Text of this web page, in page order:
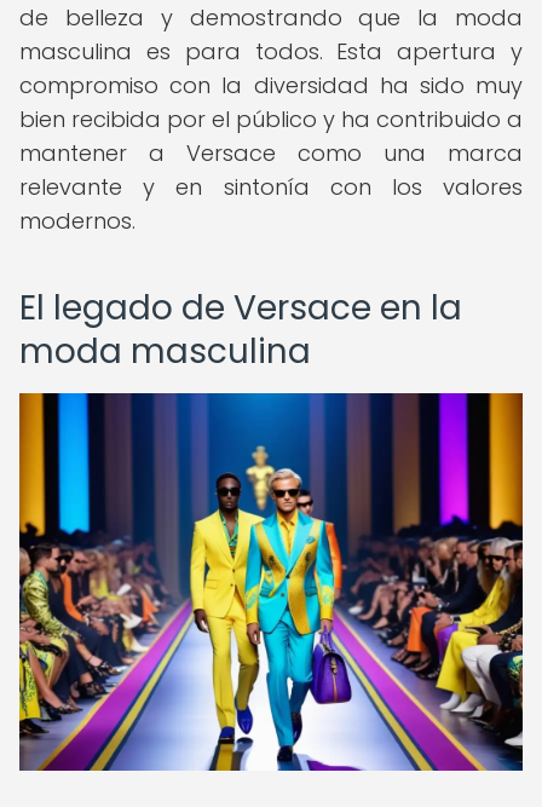
de belleza y demostrando que la moda
masculina es para todos. Esta apertura y
compromiso con la diversidad ha sido muy
bien recibida por el público y ha contribuido a
mantener a Versace como una marca
relevante y en sintonía con los valores
modernos.
El legado de Versace en la
moda masculina